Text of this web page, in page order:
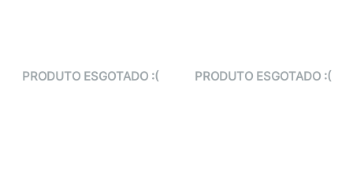
PRODUTO ESGOTADO :( PRODUTO ESGOTADO :(